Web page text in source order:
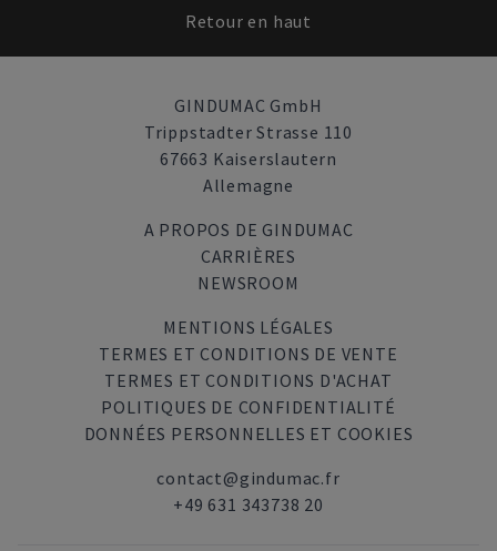
Retour en haut
GINDUMAC GmbH
Trippstadter Strasse 110
67663 Kaiserslautern
Allemagne
A PROPOS DE GINDUMAC
CARRIÈRES
NEWSROOM
MENTIONS LÉGALES
TERMES ET CONDITIONS DE VENTE
TERMES ET CONDITIONS D'ACHAT
POLITIQUES DE CONFIDENTIALITÉ
DONNÉES PERSONNELLES ET COOKIES
contact@gindumac.fr
+49 631 343738 20